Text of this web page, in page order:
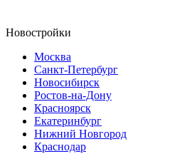
Новостройки
Москва
Санкт-Петербург
Новосибирск
Ростов-на-Дону
Красноярск
Екатеринбург
Нижний Новгород
Краснодар